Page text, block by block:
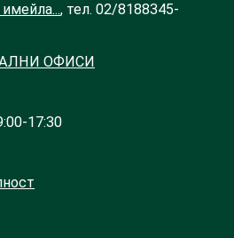
, тел. 02/8188345-
ОФИСИ
17:30